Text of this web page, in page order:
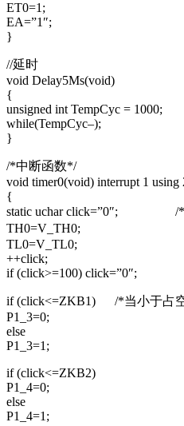
ET0=1;
EA=”1″;
}
//延时
void Delay5Ms(void)
{
unsigned int TempCyc = 1000;
while(TempCyc–);
}
/*中断函数*/
void timer0(void) interrupt 1 using
{
static uchar click=”0″; /*
TH0=V_TH0; /*恢
TL0=V_TL0;
++click;
if (click>=100) click=”0″;
if (click<=ZKB1) /*当小于占空
P1_3=0;
else
P1_3=1;
if (click<=ZKB2)
P1_4=0;
else
P1_4=1;